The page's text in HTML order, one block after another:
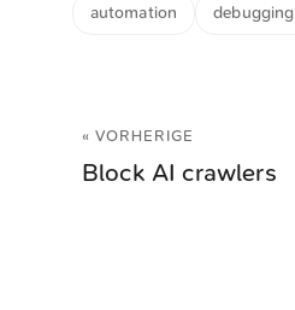
automation debugging
« VORHERIGE
Block AI crawlers